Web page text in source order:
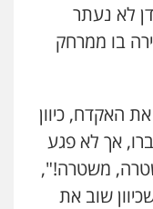
לא נעתר
בו ממרחק
האקדח, כיוון
אך לא פגע
משטרה!",
שוב את